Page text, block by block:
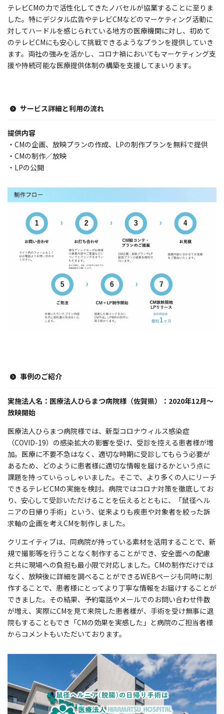
テレビCMの力で活性化してきたノバセルが協業することに至りま
した。特にデジタル広告やテレビCMなどのマーケティング活動に
対してハードルを感じられている地方の医療機関に対し、初めて
のテレビCMにも安心して挑戦できるようなプランを提供していき
ます。両社の強みを活かし、コロナ禍においてもマーケティング支
援や持続可能な医療提供体制の構築を支援してまいります。
サービス詳細と利用の流れ
提供内容
・CMの企画、放映プランの作成、LPの制作プランを無料で提供
・CMの制作／放映
・LPの公開
事例のご紹介
実施法人名： 医療法人ひらまつ病院様（佐賀県）：2020年12月〜
放映開始
医療法人ひらまつ病院様では、新型コロナウィルス感染症
（COVID-19）の感染拡大の影響を受け、受診を控える患者様が増
加。医療に不要不急はなく、適切な時期に受診してもらう必要が
あるため、どのように患者様に適切な情報を届けるかという点に
課題を持っていらっしゃいました。そこで、より多くの人にリーチ
できるテレビCMの実施を検討。病院ではコロナ対策を徹底してお
り、安心して受診いただけることを伝えるとともに、「鼠径ヘル
ニアの日帰り手術」という、従来よりも疾患や対象者を絞った訴
求軸の企画を考えCMを制作しました。
クリエイティブは、同病院が持っている素材を活用することで、新
規で撮影等を行うことなく制作することができ、安全面への配慮
と共に現場への負担も最小限で対応しました。CMの制作だけでは
なく、放映後に詳細を調べることができるWEBページも同時に制
作することで、患者様にとってより丁寧な情報をお届けすることが
できました。その結果、予約電話やメールでのお問い合わせ件数
が増え、実際にCMを見て来院した患者樣が、手術を受け無事に退
院もすることもでき「CMの効果を実感した」と病院のご担当者様
からコメントもいただいております。